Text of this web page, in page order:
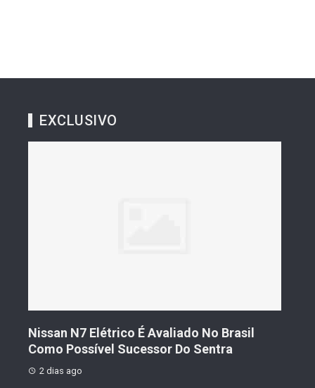
EXCLUSIVO
Nissan N7 Elétrico É Avaliado No Brasil
Como Possível Sucessor Do Sentra
2 dias ago